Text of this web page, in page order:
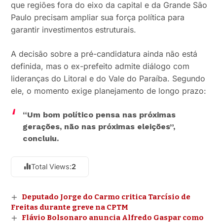
que regiões fora do eixo da capital e da Grande São
Paulo precisam ampliar sua força política para
garantir investimentos estruturais.
A decisão sobre a pré-candidatura ainda não está
definida, mas o ex-prefeito admite diálogo com
lideranças do Litoral e do Vale do Paraíba. Segundo
ele, o momento exige planejamento de longo prazo:
“Um bom político pensa nas próximas
gerações, não nas próximas eleições”,
concluiu.
Total Views:2
Deputado Jorge do Carmo critica Tarcísio de
Freitas durante greve na CPTM
Flávio Bolsonaro anuncia Alfredo Gaspar como